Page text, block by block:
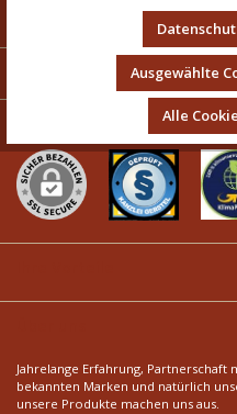
Sicher und
Jahrelange Erfahrung,
bekannten Marken und natürlich
unsere Produkte machen uns aus.
Ausgewählte
Alle